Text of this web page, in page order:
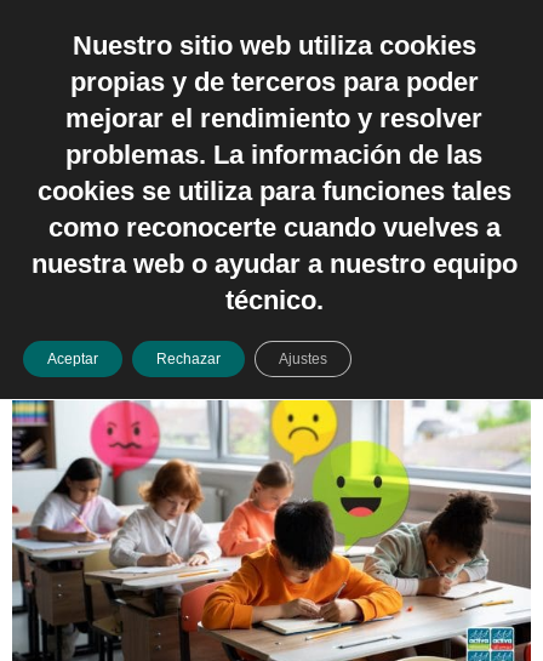
Español
Categoría:Recursos
e ideas
El corazón del aprendizaje: el
poder de la educación
emocional en el aula
Nuestro sitio web utiliza cookies
propias y de terceros para poder
mejorar el rendimiento y resolver
problemas. La información de las
cookies se utiliza para funciones tales
como reconocerte cuando vuelves a
nuestra web o ayudar a nuestro equipo
técnico.
Aceptar Rechazar Ajustes